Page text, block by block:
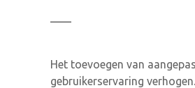
Het toevoegen van
gebruikerservaring